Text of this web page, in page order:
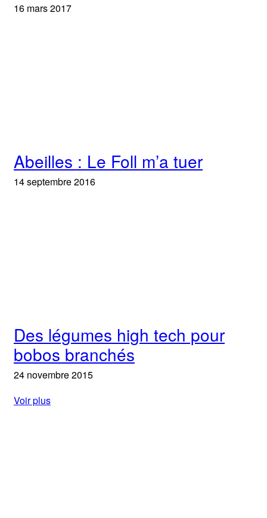
16 mars 2017
Abeilles : Le Foll m’a tuer
14 septembre 2016
Des légumes high tech pour
bobos branchés
24 novembre 2015
Voir plus